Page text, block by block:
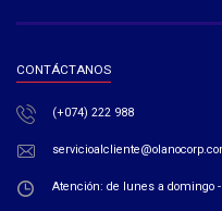
CONTÁCTANOS
(+074) 222 988
Atención: de lunes a domingo